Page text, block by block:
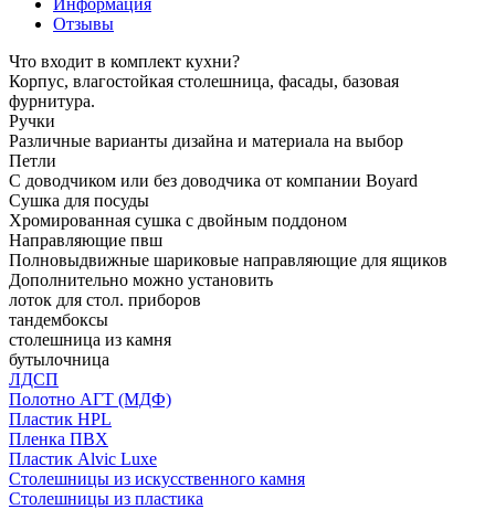
Отзывы
Что входит в комплект кухни?
Корпус, влагостойкая столешница, фасады, базовая
фурнитура.
Ручки
Различные варианты дизайна и материала на выбор
Петли
С доводчиком или без доводчика от компании Boyard
Сушка для посуды
Хромированная сушка с двойным поддоном
Направляющие пвш
Полновыдвижные шариковые направляющие для ящиков
Дополнительно можно установить
лоток для стол. приборов
тандембоксы
столешница из камня
бутылочница
ЛДСП
Полотно АГТ (МДФ)
Пластик HPL
Пленка ПВХ
Пластик Alvic Luxe
Столешницы из искусственного камня
Столешницы из пластика